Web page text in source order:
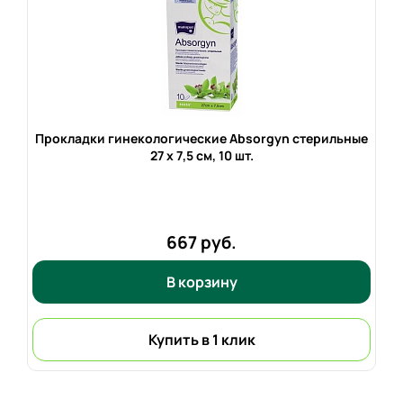
Прокладки гинекологические Absorgyn стерильные
27 x 7,5 см, 10 шт.
667 руб.
В корзину
Купить в 1 клик